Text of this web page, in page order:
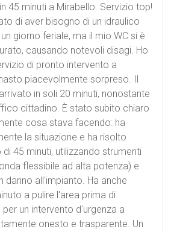
45 minuti a Mirabello. Servizio top!
di aver bisogno di un idraulico
giorno feriale, ma il mio WC si è
causando notevoli disagi. Ho
di pronto intervento a
piacevolmente sorpreso. Il
in soli 20 minuti, nonostante
cittadino. È stato subito chiaro
cosa stava facendo: ha
la situazione e ha risolto
45 minuti, utilizzando strumenti
flessibile ad alta potenza) e
danno all'impianto. Ha anche
a pulire l'area prima di
un intervento d'urgenza a
onesto e trasparente. Un